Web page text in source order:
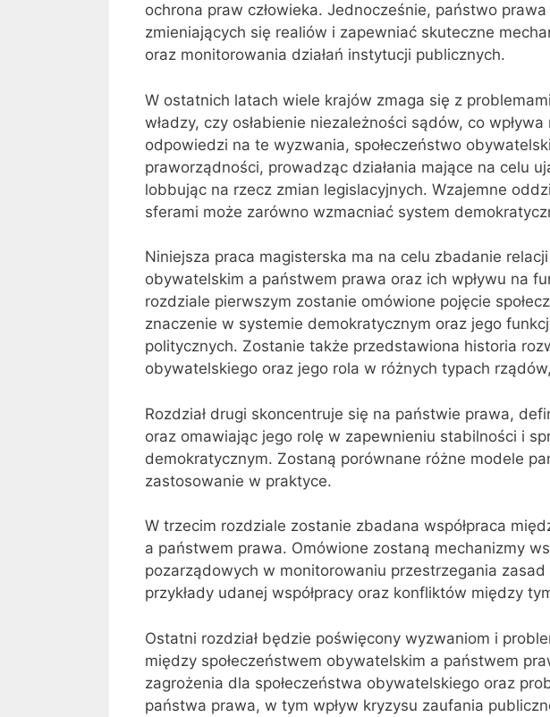
ochrona praw człowieka. Jednocześnie, państwo
zmieniających się realiów i zapewniać skuteczne
oraz monitorowania działań instytucji publicznych.
W ostatnich latach wiele krajów zmaga się z
władzy, czy osłabienie niezależności sądów, co
odpowiedzi na te wyzwania, społeczeństwo
praworządności, prowadząc działania mające na celu
lobbując na rzecz zmian legislacyjnych. Wzajemne
sferami może zarówno wzmacniać system
Niniejsza praca magisterska ma na celu zbadanie
obywatelskim a państwem prawa oraz ich wpływu na
rozdziale pierwszym zostanie omówione pojęcie
znaczenie w systemie demokratycznym oraz jego
politycznych. Zostanie także przedstawiona historia
obywatelskiego oraz jego rola w różnych typach
Rozdział drugi skoncentruje się na państwie prawa,
oraz omawiając jego rolę w zapewnieniu stabilności i
demokratycznym. Zostaną porównane różne modele
zastosowanie w praktyce.
W trzecim rozdziale zostanie zbadana współpraca
a państwem prawa. Omówione zostaną mechanizmy
pozarządowych w monitorowaniu przestrzegania
przykłady udanej współpracy oraz konfliktów między
Ostatni rozdział będzie poświęcony wyzwaniom i
między społeczeństwem obywatelskim a państwem
zagrożenia dla społeczeństwa obywatelskiego oraz
państwa prawa, w tym wpływ kryzysu zaufania